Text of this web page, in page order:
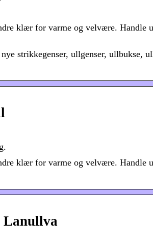
klær for varme og velvære. Handle
strikkegenser, ullgenser, ullbukse,
klær for varme og velvære. Handle